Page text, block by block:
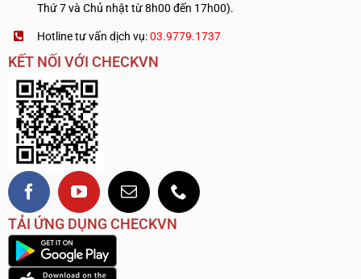
Thứ 7 và Chủ nhật từ 8h00 đến 17h00).
Hotline tư vấn dịch vụ:03.9779.1737
KẾT NỐI VỚI CHECKVN
TẢI ỨNG DỤNG CHECKVN